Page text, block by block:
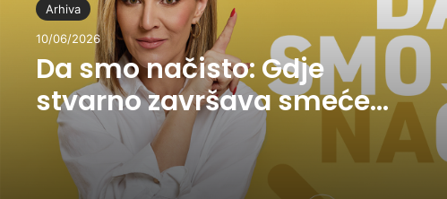
Arhiva
10/06/2026
Da smo načisto: Gdje
stvarno završava smeće
koje bacimo?